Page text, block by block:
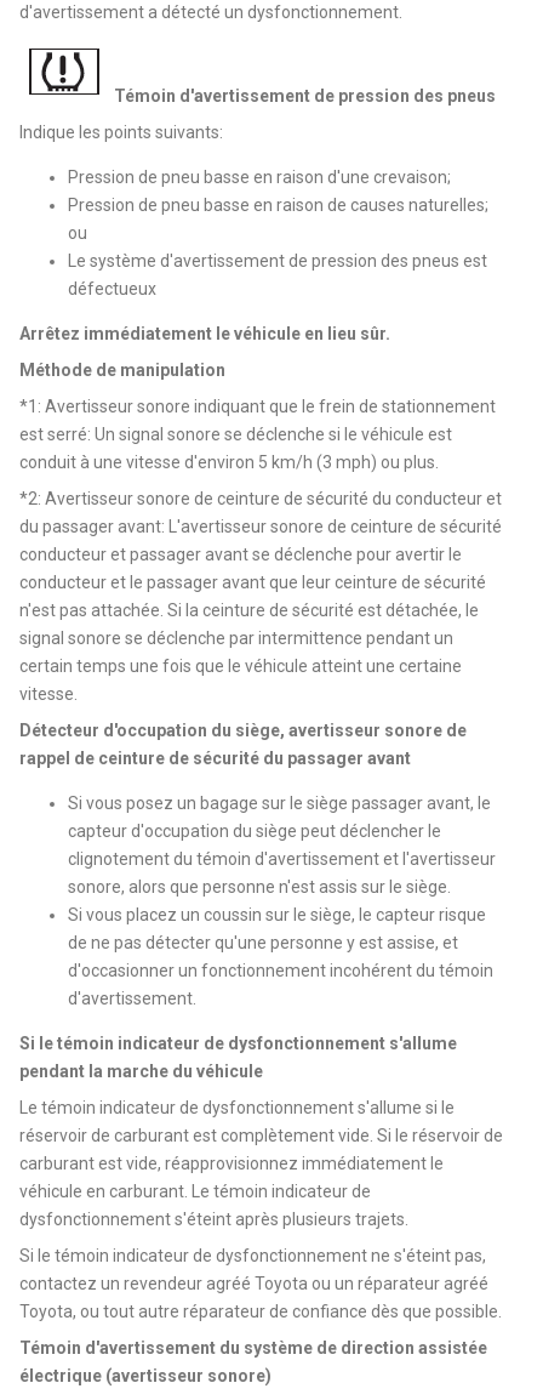
d'avertissement a détecté un dysfonctionnement.
Témoin d'avertissement de pression des pneus
Indique les points suivants:
Pression de pneu basse en raison d'une crevaison;
Pression de pneu basse en raison de causes naturelles;
ou
Le système d'avertissement de pression des pneus est
défectueux
Arrêtez immédiatement le véhicule en lieu sûr.
Méthode de manipulation
*1: Avertisseur sonore indiquant que le frein de stationnement
est serré: Un signal sonore se déclenche si le véhicule est
conduit à une vitesse d'environ 5 km/h (3 mph) ou plus.
*2: Avertisseur sonore de ceinture de sécurité du conducteur et
du passager avant: L'avertisseur sonore de ceinture de sécurité
conducteur et passager avant se déclenche pour avertir le
conducteur et le passager avant que leur ceinture de sécurité
n'est pas attachée. Si la ceinture de sécurité est détachée, le
signal sonore se déclenche par intermittence pendant un
certain temps une fois que le véhicule atteint une certaine
vitesse.
Détecteur d'occupation du siège, avertisseur sonore de
rappel de ceinture de sécurité du passager avant
Si vous posez un bagage sur le siège passager avant, le
capteur d'occupation du siège peut déclencher le
clignotement du témoin d'avertissement et l'avertisseur
sonore, alors que personne n'est assis sur le siège.
Si vous placez un coussin sur le siège, le capteur risque
de ne pas détecter qu'une personne y est assise, et
d'occasionner un fonctionnement incohérent du témoin
d'avertissement.
Si le témoin indicateur de dysfonctionnement s'allume
pendant la marche du véhicule
Le témoin indicateur de dysfonctionnement s'allume si le
réservoir de carburant est complètement vide. Si le réservoir de
carburant est vide, réapprovisionnez immédiatement le
véhicule en carburant. Le témoin indicateur de
dysfonctionnement s'éteint après plusieurs trajets.
Si le témoin indicateur de dysfonctionnement ne s'éteint pas,
contactez un revendeur agréé Toyota ou un réparateur agréé
Toyota, ou tout autre réparateur de confiance dès que possible.
Témoin d'avertissement du système de direction assistée
électrique (avertisseur sonore)